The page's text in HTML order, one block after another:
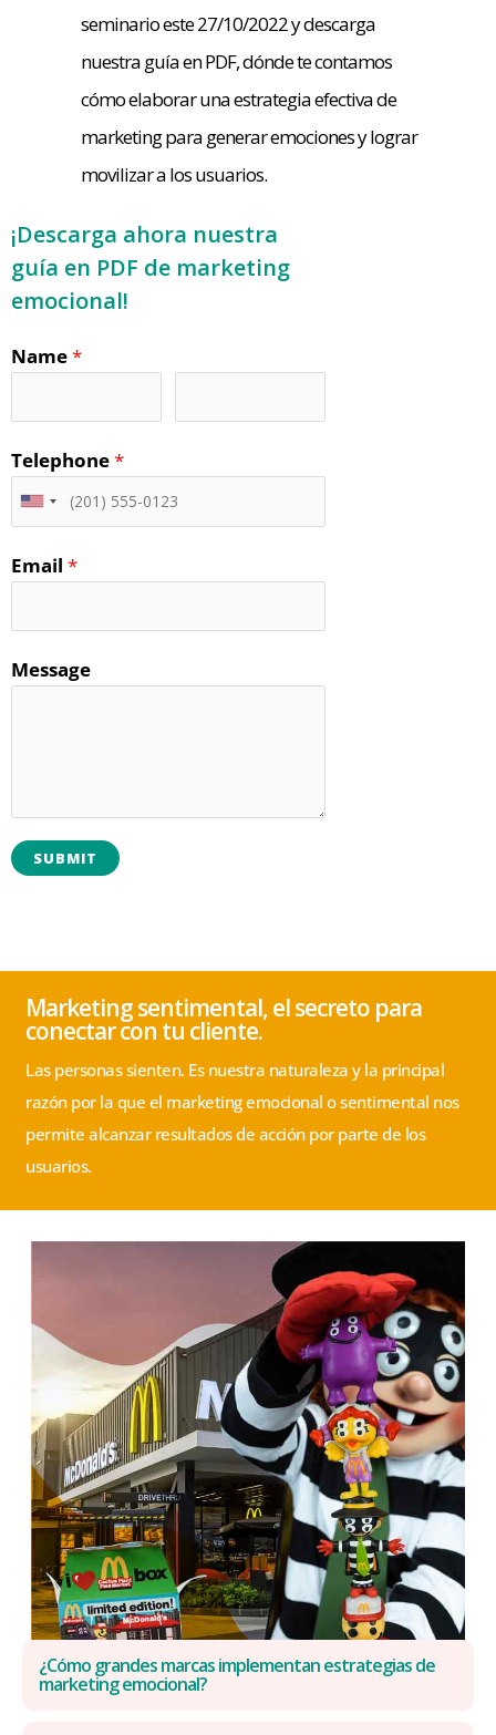
seminario este 27/10/2022 y descarga
nuestra guía en PDF, dónde te contamos
cómo elaborar una estrategia efectiva de
marketing para generar emociones y lograr
movilizar a los usuarios.
¡Descarga ahora nuestra
guía en PDF de marketing
emocional!
Name*
Telephone*
Email *
Message
SUBMIT
Marketing sentimental, el secreto para
conectar con tu cliente.
Las personas sienten. Es nuestra naturaleza y la principal
razón por la que el marketing emocional o sentimental nos
permite alcanzar resultados de acción por parte de los
usuarios.
¿Cómo grandes marcas implementan estrategias de
marketing emocional?